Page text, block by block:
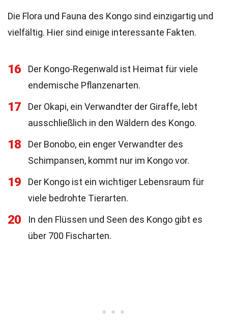
Die Flora und Fauna des Kongo sind einzigartig und
vielfältig. Hier sind einige interessante Fakten.
16
Der Kongo-Regenwald ist Heimat für viele
endemische Pflanzenarten.
17
Der Okapi, ein Verwandter der Giraffe, lebt
ausschließlich in den Wäldern des Kongo.
18
Der Bonobo, ein enger Verwandter des
Schimpansen, kommt nur im Kongo vor.
19
Der Kongo ist ein wichtiger Lebensraum für
viele bedrohte Tierarten.
20
In den Flüssen und Seen des Kongo gibt es
über 700 Fischarten.